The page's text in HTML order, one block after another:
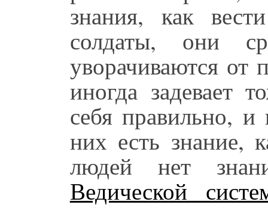
знания, как
солдаты, они
уворачиваются
иногда задевает
себя правильно,
них есть знание,
людей нет
Ведической